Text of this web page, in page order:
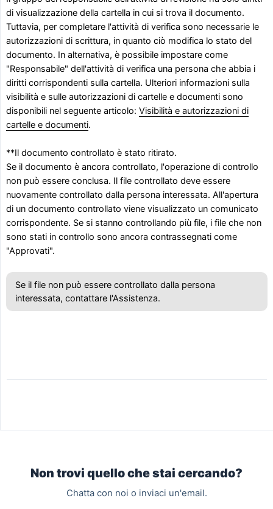
di visualizzazione della cartella in cui si trova il documento.
Tuttavia, per completare l'attività di verifica sono necessarie le
autorizzazioni di scrittura, in quanto ciò modifica lo stato del
documento. In alternativa, è possibile impostare come
"Responsabile" dell'attività di verifica una persona che abbia i
diritti corrispondenti sulla cartella. Ulteriori informazioni sulla
visibilità e sulle autorizzazioni di cartelle e documenti sono
disponibili nel seguente articolo: Visibilità e autorizzazioni di
cartelle e documenti.
**Il documento controllato è stato ritirato.
Se il documento è ancora controllato, l'operazione di controllo
non può essere conclusa. Il file controllato deve essere
nuovamente controllato dalla persona interessata. All'apertura
di un documento controllato viene visualizzato un comunicato
corrispondente. Se si stanno controllando più file, i file che non
sono stati in controllo sono ancora contrassegnati come
"Approvati".
Se il file non può essere controllato dalla persona
interessata, contattare l'Assistenza.
Non trovi quello che stai cercando?
Chatta con noi o inviaci un'email.